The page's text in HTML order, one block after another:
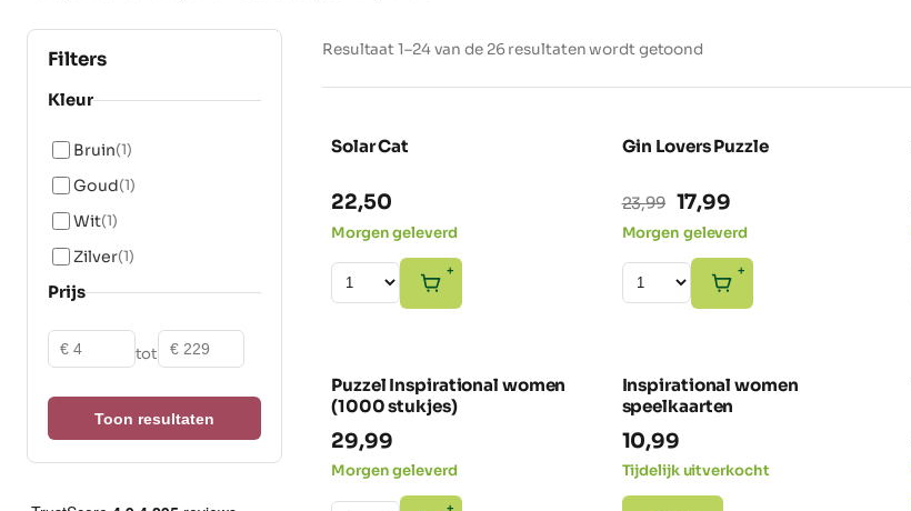
Resultaat 1–24 van de 26 resultaten wordt getoond
Solar Cat
22,50
Morgen geleverd
+
Gin Lovers Puzzle
23,99 Oorspronkelijke
prijs
was:
23,99.
17,99
prijs
is:
17,99.
Morgen geleverd
+
JA DEZE
Puzzel Inspirational women
(1000 stukjes)
29,99
Morgen geleverd
+
Inspirational women
speelkaarten
10,99
Tijdelijk uitverkocht
Filters
Kleur
Bruin(1)
Goud(1)
Wit(1)
Zilver(1)
Prijs
Vanaf
tot
Tot
Toon resultaten